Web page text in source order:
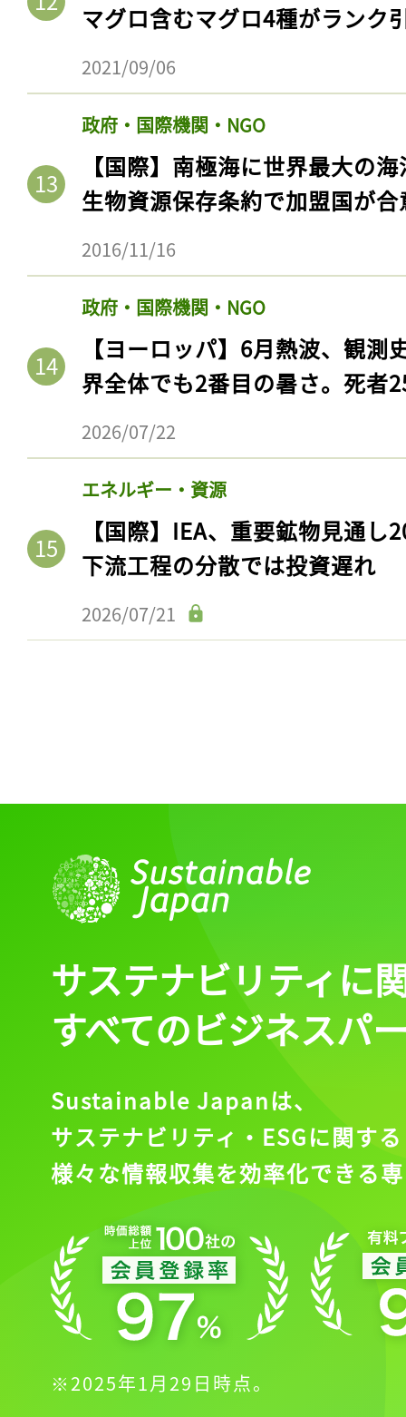
マグロ含むマグロ4種がランク
2021/09/06
政府・国際機関・NGO
【国際】南極海に世界最大の
生物資源保存条約で加盟国が合
2016/11/16
政府・国際機関・NGO
【ヨーロッパ】6月熱波、観
界全体でも2番目の暑さ。死者
2026/07/22
エネルギー・資源
【国際】IEA、重要鉱物見通
下流工程の分散では投資遅れ
2026/07/21
サステナビリティに
すべてのビジネスパ
Sustainable Japanは、
サステナビリティ・ESGに関する
様々な情報収集を効率化できる
※2025年1月29日時点。